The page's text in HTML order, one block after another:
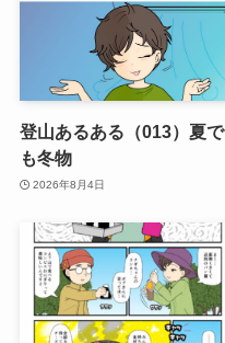
登山あるある（013）夏で
も冬物
2026年8月4日